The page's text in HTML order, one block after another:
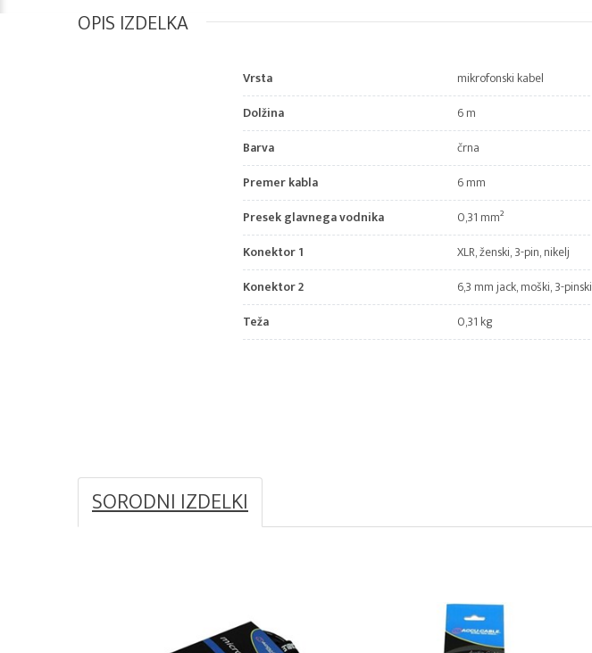
OPIS IZDELKA
Vrsta
mikrofonski kabel
Dolžina
6 m
Barva
črna
Premer kabla
6 mm
Presek glavnega vodnika
0,31 mm²
Konektor 1
XLR, ženski, 3-pin, nikelj
Konektor 2
6,3 mm jack, moški, 3-
Teža
0,31 kg
SORODNI IZDELKI